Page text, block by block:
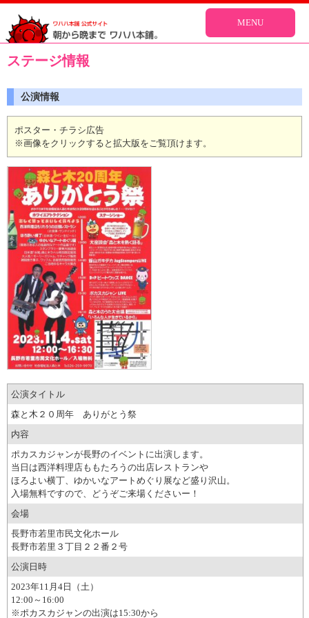
MENU
ステージ情報
公演情報
ポスター・チラシ広告
※画像をクリックすると拡大版をご覧頂けます。
公演タイトル
森と木２０周年 ありがとう祭
内容
ポカスカジャンが長野のイベントに出演します。
当日は西洋料理店ももたろうの出店レストランや
ほろよい横丁、ゆかいなアートめぐり展など盛り沢山。
入場無料ですので、どうぞご来場くださいー！
会場
長野市若里市民文化ホール
長野市若里３丁目２２番２号
公演日時
2023年11月4日（土）
12:00～16:00
※ポカスカジャンの出演は15:30から